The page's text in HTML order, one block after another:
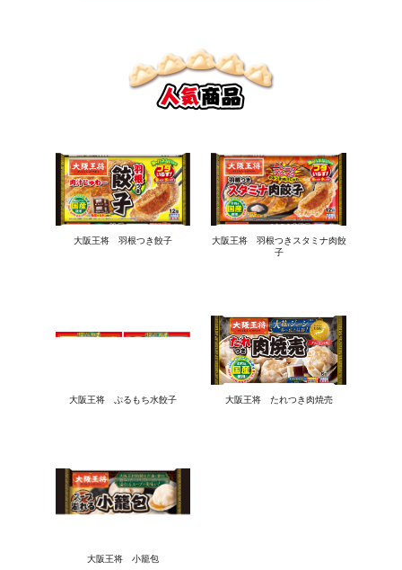
大阪王将 羽根つき餃子
大阪王将 羽根つきスタミナ肉餃
子
大阪王将 ぷるもち水餃子 大阪王将 たれつき肉焼売
大阪王将 小籠包